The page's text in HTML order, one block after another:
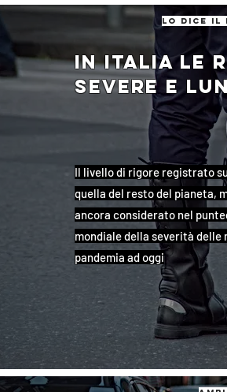
lo dice il
IN ITALIA LE
SEVERE E
Il livello di rigore registrato
quella del resto del pianeta,
ancora considerato nel
mondiale della severità delle
pandemia ad oggi